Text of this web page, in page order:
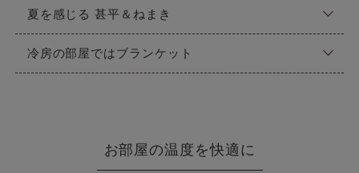
夏を感じる 甚平＆ねまき
冷房の部屋ではブランケット
お部屋の温度を快適に